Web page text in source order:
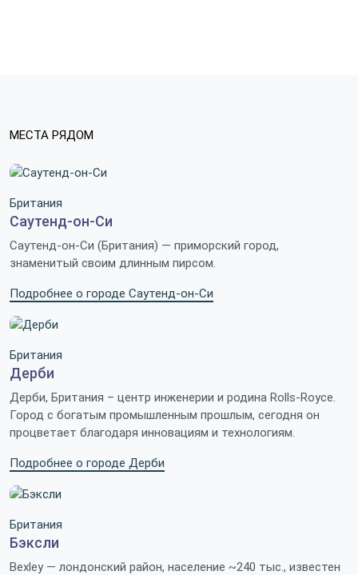
МЕСТА РЯДОМ
Британия
Саутенд-он-Си
Саутенд-он-Си (Британия) — приморский город,
знаменитый своим длинным пирсом.
Подробнее о городе Саутенд-он-Си
Британия
Дерби
Дерби, Британия – центр инженерии и родина Rolls-Royce.
Город с богатым промышленным прошлым, сегодня он
процветает благодаря инновациям и технологиям.
Подробнее о городе Дерби
Британия
Бэксли
Bexley — лондонский район, население ~240 тыс., известен